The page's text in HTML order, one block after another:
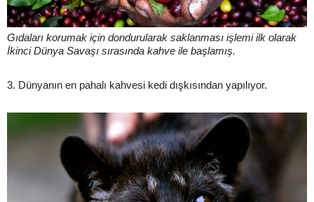
Gıdaları korumak için dondurularak saklanması işlemi ilk olarak
İkinci Dünya Savaşı sırasında kahve ile başlamış.
3. Dünyanın en pahalı kahvesi kedi dışkısından yapılıyor.